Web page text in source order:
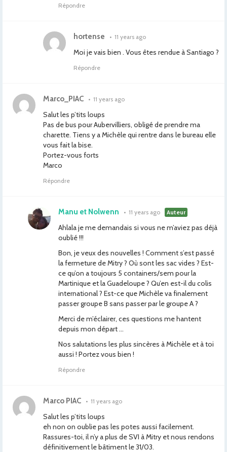
Répondre
hortense • 11 years ago
Moi je vais bien . Vous êtes rendue à Santiago ?
Répondre
Marco_PIAC • 11 years ago
Salut les p’tits loups
Pas de bus pour Aubervilliers, obligé de prendre ma
charette. Tiens y a Michèle qui rentre dans le bureau elle
vous fait la bise.
Portez-vous forts
Marco
Répondre
Manu et Nolwenn • 11 years ago Auteur
Ahlala je me demandais si vous ne m’aviez pas déjà
oublié !!!
Bon, je veux des nouvelles ! Comment s’est passé
la fermeture de Mitry ? Où sont les sac vides ? Est-
ce qu’on a toujours 5 containers/sem pour la
Martinique et la Guadeloupe ? Qu’en est-il du colis
international ? Est-ce que Michèle va finalement
passer groupe B sans passer par le groupe A ?
Merci de m’éclairer, ces questions me hantent
depuis mon départ …
Nos salutations les plus sincères à Michèle et à toi
aussi ! Portez vous bien !
Répondre
Marco PIAC • 11 years ago
Salut les p’tits loups
eh non on oublie pas les potes aussi facilement.
Rassures-toi, il n’y a plus de SVI à Mitry et nous rendons
définitivement le bâtiment le 31/03.